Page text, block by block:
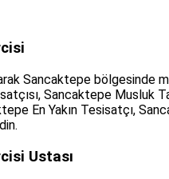
Sancaktepe bölgesinde
Sancaktepe
En Yakın Tesisatçı,
Ustası